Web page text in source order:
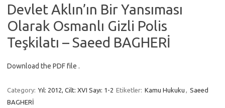
Devlet Aklın’ın Bir Yansıması
Olarak Osmanlı Gizli Polis
Teşkilatı – Saeed BAGHERİ
Download the PDF file .
Category: Yıl: 2012, Cilt: XVI Sayı: 1-2 Etiketler: Kamu Hukuku
Saeed
BAGHERİ